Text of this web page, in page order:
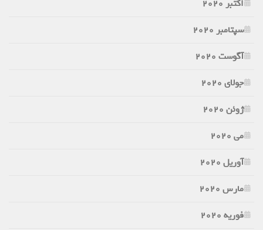
اکتبر 2020
سپتامبر 2020
آگوست 2020
جولای 2020
ژوئن 2020
می 2020
آوریل 2020
مارس 2020
فوریه 2020